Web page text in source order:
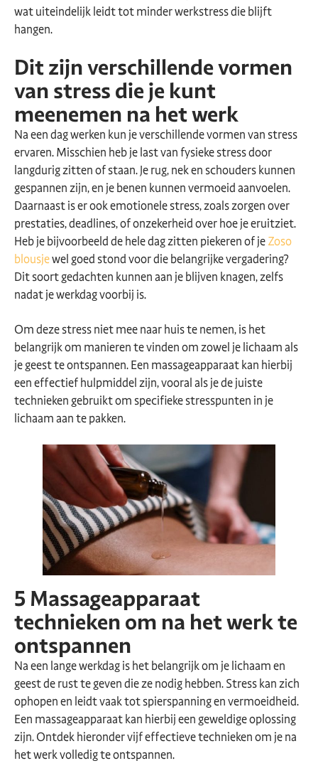
wat uiteindelijk leidt tot minder werkstress die blijft
hangen.
Dit zijn verschillende vormen
van stress die je kunt
meenemen na het werk
Na een dag werken kun je verschillende vormen van stress
ervaren. Misschien heb je last van fysieke stress door
langdurig zitten of staan. Je rug, nek en schouders kunnen
gespannen zijn, en je benen kunnen vermoeid aanvoelen.
Daarnaast is er ook emotionele stress, zoals zorgen over
prestaties, deadlines, of onzekerheid over hoe je eruitziet.
Heb je bijvoorbeeld de hele dag zitten piekeren of jeZoso
blousjewel goed stond voor die belangrijke vergadering?
Dit soort gedachten kunnen aan je blijven knagen, zelfs
nadat je werkdag voorbij is.
Om deze stress niet mee naar huis te nemen, is het
belangrijk om manieren te vinden om zowel je lichaam als
je geest te ontspannen. Een massageapparaat kan hierbij
een effectief hulpmiddel zijn, vooral als je de juiste
technieken gebruikt om specifieke stresspunten in je
lichaam aan te pakken.
5 Massageapparaat
technieken om na het werk te
ontspannen
Na een lange werkdag is het belangrijk om je lichaam en
geest de rust te geven die ze nodig hebben. Stress kan zich
ophopen en leidt vaak tot spierspanning en vermoeidheid.
Een massageapparaat kan hierbij een geweldige oplossing
zijn. Ontdek hieronder vijf effectieve technieken om je na
het werk volledig te ontspannen.